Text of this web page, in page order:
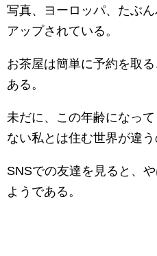
写真、ヨーロッパ、たぶ
アップされている。
お茶屋は簡単に予約を取
ある。
未だに、この年齢になっ
ない私とは住む世界が違う
SNSでの友達を見ると、
ようである。